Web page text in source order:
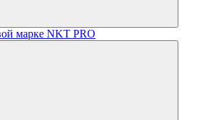
марке NKT PRO